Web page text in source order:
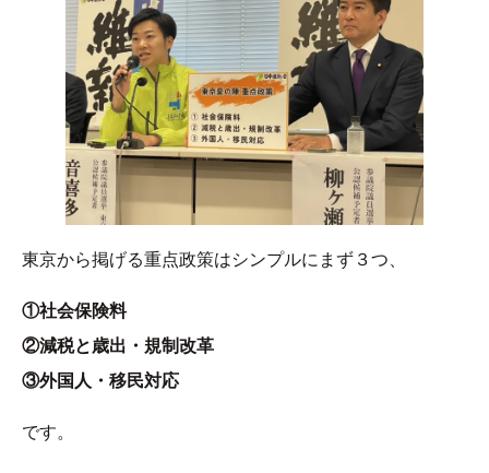
東京から掲げる重点政策はシンプルにまず３つ、
①社会保険料
②減税と歳出・規制改革
③外国人・移民対応
です。